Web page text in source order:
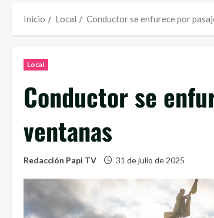
Inicio Local Conductor se enfurece por
Local
Conductor se
ventanas
Redacción Papi TV 31 de julio de 2025